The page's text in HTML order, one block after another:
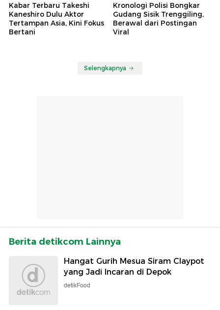
Kabar Terbaru Takeshi
Kaneshiro Dulu Aktor
Tertampan Asia, Kini Fokus
Bertani
Kronologi Polisi Bongkar
Gudang Sisik Trenggiling,
Berawal dari Postingan
Viral
Selengkapnya
Berita detikcom Lainnya
Hangat Gurih Mesua Siram Claypot
yang Jadi Incaran di Depok
detikFood